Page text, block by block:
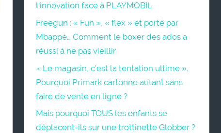
l’innovation face à PLAYMOBIL
Freegun : « Fun », « flex » et porté par
Mbappé… Comment le boxer des ados a
réussi à ne pas vieillir
« Le magasin, c’est la tentation ultime ».
Pourquoi Primark cartonne autant sans
faire de vente en ligne ?
Mais pourquoi TOUS les enfants se
déplacent-ils sur une trottinette Globber ?